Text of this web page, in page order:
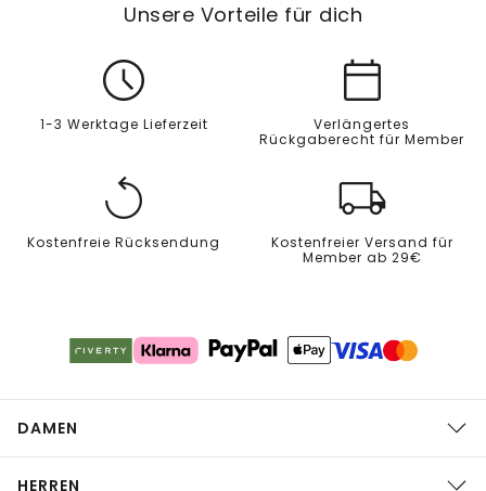
Unsere Vorteile für dich
1-3 Werktage Lieferzeit
Verlängertes
Rückgaberecht für Member
Kostenfreie Rücksendung
Kostenfreier Versand für
Member ab 29€
DAMEN
HERREN